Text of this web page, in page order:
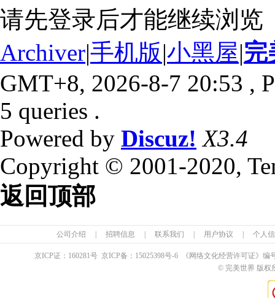
请先登录后才能继续浏览
Archiver|手机版|小黑屋|完
GMT+8, 2026-8-7 20:53 ,
5 queries .
Powered by Discuz! X3.4
Copyright © 2001-2020,
返回顶部
公司介绍 招聘信息 联系我们 用户协议 个人
京ICP证： 160281号 京ICP备： 15025398号-6 《网络文化经营许可证》编
© 完美世界 版权